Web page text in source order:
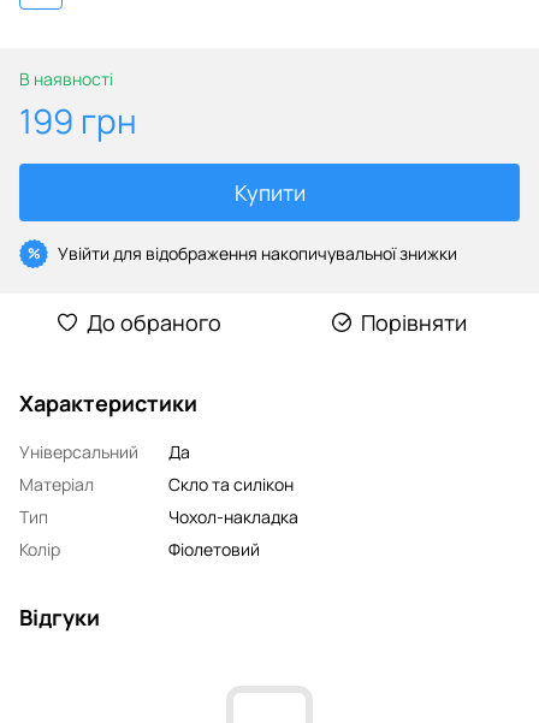
В наявності
199 грн
Купити
% Увійти для відображення накопичувальної знижки
До обраного Порівняти
Характеристики
Універсальний
Да
Матеріал
Скло та силікон
Тип
Чохол-накладка
Колір
Фіолетовий
Відгуки